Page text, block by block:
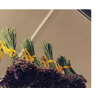
посадила сорт так
а также «Коккоро»
Вот уже первый на пару
подвешиваю своих
или авоськах,
Опытные
посоветовали нашей
раньше, чем с его кожуры
По срокам опыления